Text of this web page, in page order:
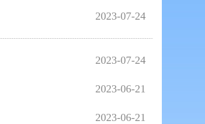
2023-07-24
2023-07-24
2023-06-21
2023-06-21